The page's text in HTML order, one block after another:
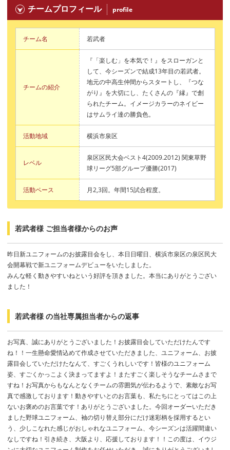
チームプロフィール profile
チーム名 若武者
チームの紹介
『「楽しむ」を本気で！』をスローガンと
して、今シーズンで結成13年目の若武者。
地元の中高生仲間からスタートし、『つな
がり』を大切にし、たくさんの『縁』で創
られたチーム。イメージカラーのネイビー
はサムライ達の勝負色。
活動地域 横浜市泉区
レベル
泉区区民大会ベスト4(2009.2012) 関東草野
球リーグ5部グループ優勝(2017)
活動ペース 月2,3回。年間15試合程度。
若武者様 ご担当者様からのお声
昨日新ユニフォームのお披露目会をし、本日日曜日、横浜市泉区の泉区民大
会開幕戦で新ユニフォームデビューをいたしました。
みんな軽く動きやすいねという好評を頂きました。本当にありがとうござい
ました！
若武者様 の当社専属担当者からの返事
お写真、誠にありがとうございました！お披露目会していただけたんです
ね！！一生懸命愛情込めて作成させていただきました、ユニフォーム、お披
露目会していただけたなんて、すごくうれしいです！皆様のユニフォーム
姿、すごくかっこよく決まってますよ！またすごく楽しそうなチームさまで
すね！お写真からもなんとなくチームの雰囲気が伝わるようで、素敵なお写
真で感激しております！動きやすいとのお言葉も、私たちにとってはこの上
ないお褒めのお言葉です！ありがとうございました。今回オーダーいただき
ました野球ユニフォーム、袖の切り替え部分にだけ迷彩柄を採用するとい
う、少しこなれた感じがおしゃれなユニフォーム、今シーズンは活躍間違い
なしですね！引き続き、大阪より、応援しております！！この度は、イウジ